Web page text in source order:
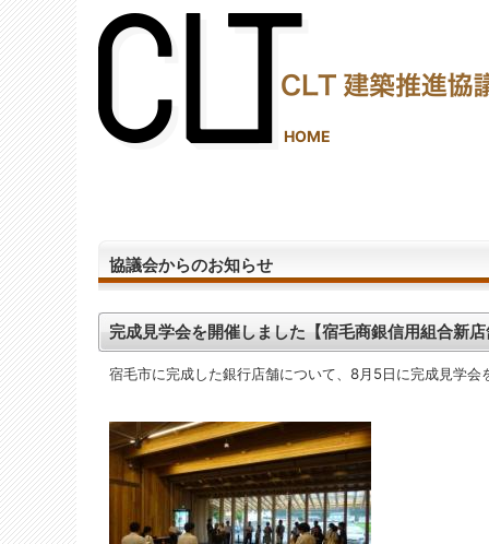
HOME
協議会からのお知らせ
完成見学会を開催しました【宿毛商銀信用組合新
宿毛市に完成した銀行店舗について、8月5日に完成見学会